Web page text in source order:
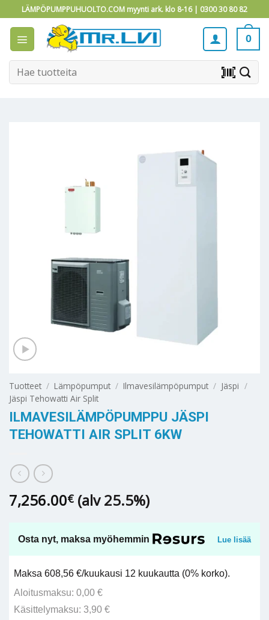
to
content
LÄMPÖPUMPPUHUOLTO.COM myynti ark. klo 8-16 | 0300 30 80 82
0
Etsi: barcode_scanner
Tuotteet / Lämpöpumput / Ilmavesilämpöpumput / Jäspi /
Jäspi Tehowatti Air Split
ILMAVESILÄMPÖPUMPPU JÄSPI
TEHOWATTI AIR SPLIT 6KW
7,256.00€ (alv 25.5%)
Osta nyt, maksa myöhemmin Lue lisää
Maksa 608,56 €/kuukausi 12 kuukautta (0% korko).
Aloitusmaksu: 0,00 €
Käsittelymaksu: 3,90 €